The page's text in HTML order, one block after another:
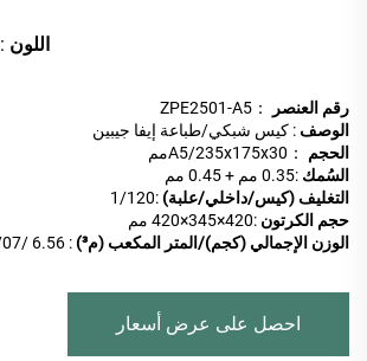
اللون :
رقم العنصر
：ZPE2501-A5
الوصف : كيس شبكي/طباعة إيفا جيبين
الحجم
：A5/235x175x30مم
السُمك :0.35 مم + 0.45 مم
التغليف (كيس/داخلي/علبة) :
1/120
حجم الكرتون :420×345×420 مم
الوزن الإجمالي (كجم)/المتر المكعب (م³)
: 6.56 /0.1707
احصل على عرض أسعار